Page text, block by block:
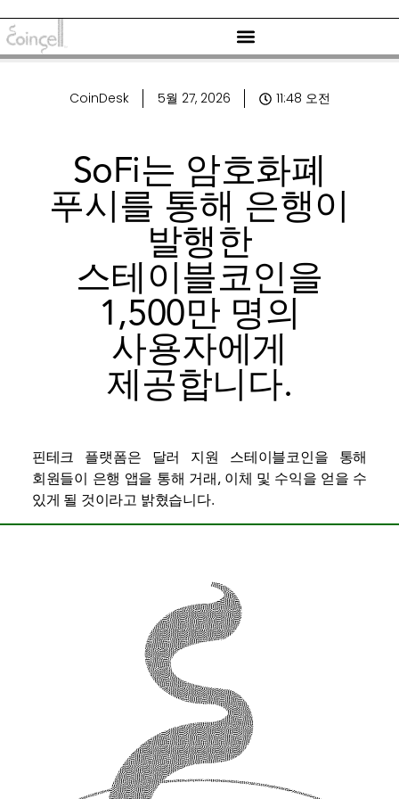
CoinDesk 5월 27, 2026 11:48 오전
SoFi는 암호화폐
푸시를 통해 은행이
발행한
스테이블코인을
1,500만 명의
사용자에게
제공합니다.
핀테크 플랫폼은 달러 지원 스테이블코인을 통해
회원들이 은행 앱을 통해 거래, 이체 및 수익을 얻을 수
있게 될 것이라고 밝혔습니다.